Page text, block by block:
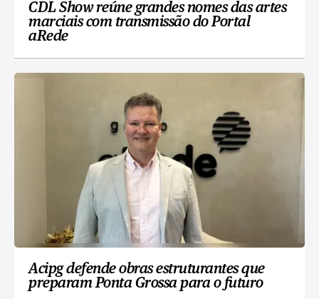
CDL Show reúne grandes nomes das artes
marciais com transmissão do Portal
aRede
Acipg defende obras estruturantes que
preparam Ponta Grossa para o futuro